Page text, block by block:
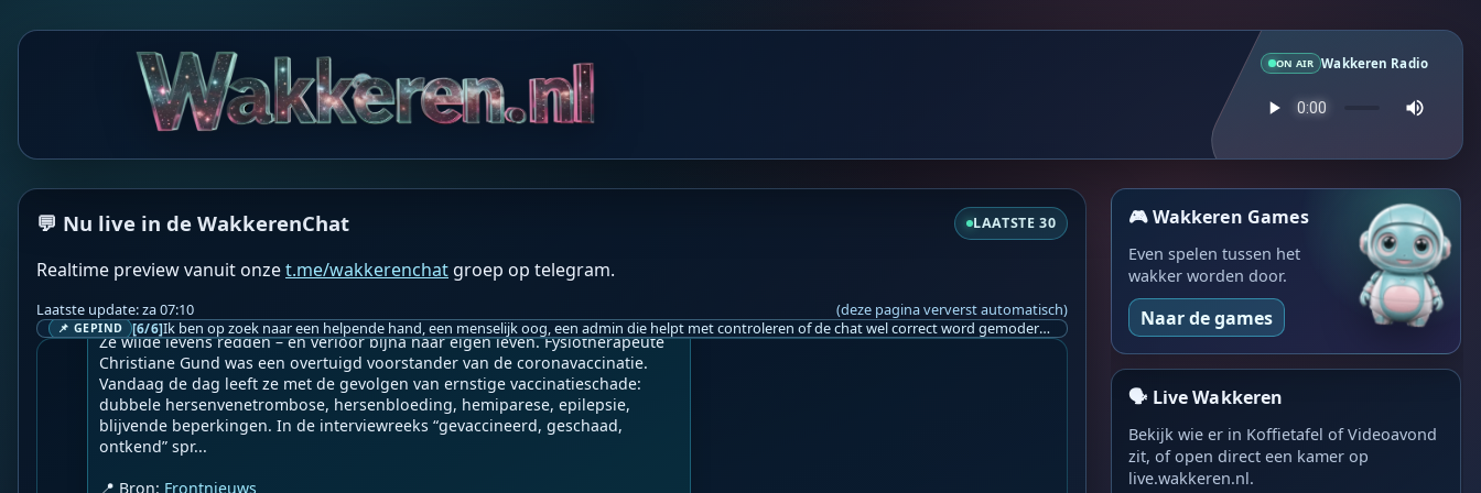
ON AIR Wakkeren Radio
💬 Nu live in de WakkerenChat LAATSTE 30
Realtime preview vanuit onzet.me/wakkerenchat groep op telegram.
Laatste update: za 07:10 (deze pagina ververst automatisch)
📌 GEPIND [6/6] Ik ben op zoek naar een helpende hand, een menselijk oog, een admin die helpt met controleren of de chat wel correct word gemodereerd word door NoMoSpam. 98% gaat automatisch goed, toch ik dit nooit helemaal loslaten en moet er altijd een mens mee blijven opletten bij elke beslissing die gemaakt word. Waar bestaan de werkzaamheden uit? Mee kijken in admin log kanaal naar alle drugs/porno/scams die voorbij komen en in het geval van een randgevalletje, ingrijpen en b.v. een verwijderd maar wel toegestaan bericht terug plaatsen met een druk op de knop. tsja zo banaal en simpel is het gesteld.. Word je hier blij van? Nee. Strookt het je ego? Nee. Word je er beter van? Nee. Kost het veel tijd? Totaal niet, consistentie en regelmaat is belangrijker dan 'er even voor kunnen gaan zitten'.. het werk is in een paar seconden gepiept.. je checkt puur of AI de juiste beslissing heeft gemaakt.. …
👉Tussen leven, dood en alle fronten: vaccinschade en een levenslang traum
a
--
Het volgende artikel verscheen voor het eerst bij MWGFD:
Ze wilde levens redden – en verloor bijna haar eigen leven. Fysiotherapeute
Christiane Gund was een overtuigd voorstander van de coronavaccinatie.
Vandaag de dag leeft ze met de gevolgen van ernstige vaccinatieschade:
dubbele hersenvenetrombose, hersenbloeding, hemiparese, epilepsie,
blijvende beperkingen. In de interviewreeks “gevaccineerd, geschaad,
ontkend” spr...
📍 Bron: Frontnieuws
🎮 Wakkeren Games
Even spelen tussen het
wakker worden door.
Naar de games
🗣️ Live Wakkeren
Bekijk wie er in Koffietafel of Videoavond
zit, of open direct een kamer op
live.wakkeren.nl.